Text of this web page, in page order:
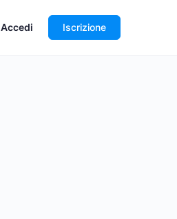
Accedi Iscrizione